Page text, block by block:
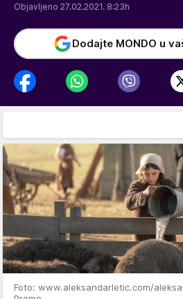
Objavljeno 27.02.2021. 8:23h
Dodajte MONDO u
Foto: www.aleksandarletic.com/